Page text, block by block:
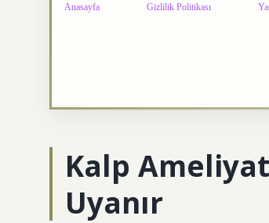
Anasayfa Gizlilik Politikası
Kalp
Uyanır